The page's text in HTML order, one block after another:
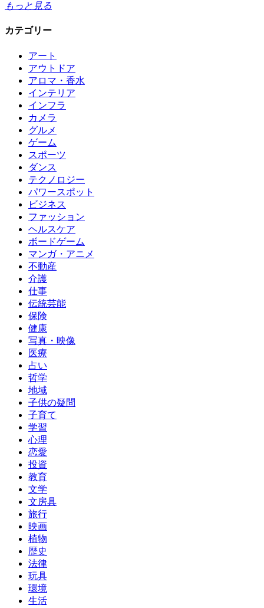
もっと見る
カテゴリー
アート
アウトドア
アロマ・香水
インテリア
インフラ
カメラ
グルメ
ゲーム
スポーツ
ダンス
テクノロジー
パワースポット
ビジネス
ファッション
ヘルスケア
ボードゲーム
マンガ・アニメ
不動産
介護
仕事
伝統芸能
保険
健康
写真・映像
医療
占い
哲学
地域
子供の疑問
子育て
学習
心理
恋愛
投資
教育
文学
文房具
旅行
映画
植物
歴史
法律
玩具
環境
生活